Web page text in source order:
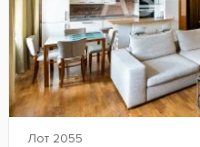
Лот 2055